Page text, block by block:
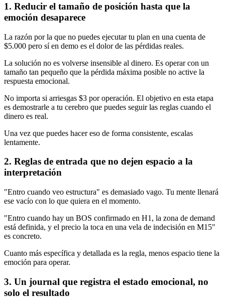
1. Reducir el tamaño de posición hasta que la
emoción desaparece
La razón por la que no puedes ejecutar tu plan en una cuenta de
$5.000 pero sí en demo es el dolor de las pérdidas reales.
La solución no es volverse insensible al dinero. Es operar con un
tamaño tan pequeño que la pérdida máxima posible no active la
respuesta emocional.
No importa si arriesgas $3 por operación. El objetivo en esta etapa
es demostrarle a tu cerebro que puedes seguir las reglas cuando el
dinero es real.
Una vez que puedes hacer eso de forma consistente, escalas
lentamente.
2. Reglas de entrada que no dejen espacio a la
interpretación
"Entro cuando veo estructura" es demasiado vago. Tu mente llenará
ese vacío con lo que quiera en el momento.
"Entro cuando hay un BOS confirmado en H1, la zona de demand
está definida, y el precio la toca en una vela de indecisión en M15"
es concreto.
Cuanto más específica y detallada es la regla, menos espacio tiene la
emoción para operar.
3. Un journal que registra el estado emocional, no
solo el resultado